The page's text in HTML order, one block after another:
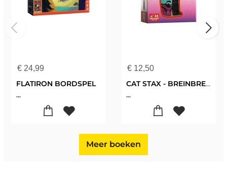
€ 24,99
FLATIRON BORDSPEL
...
€ 12,50
CAT STAX - BREINBREKER
...
Meer boeken